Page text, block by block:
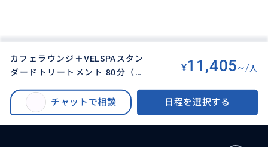
カフェラウンジ＋VELSPAスタン
ダードトリートメント 80分（現
¥11,405~/ 人
チャットで相談 日程を選択する
【カフェラウンジ利用】 深夜＆早朝帰国便のご利用者向け （スパ / ディナー
/ 仮眠室 / 空港送迎付き）